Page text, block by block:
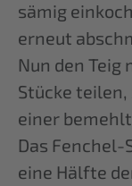
sämig
erneut
Nun den
Stücke
einer
Das
eine Hälfte